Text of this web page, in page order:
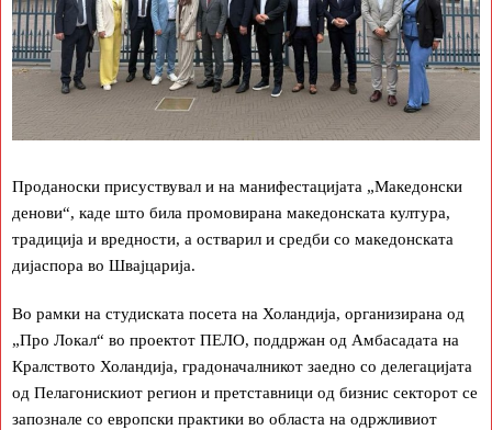
Проданоски присуствувал и на манифестацијата „Македонски
денови“, каде што била промовирана македонската култура,
традиција и вредности, а остварил и средби со македонската
дијаспора во Швајцарија.
Во рамки на студиската посета на Холандија, организирана од
„Про Локал“ во проектот ПЕЛО, поддржан од Амбасадата на
Кралството Холандија, градоначалникот заедно со делегацијата
од Пелагонискиот регион и претставници од бизнис секторот се
запознале со европски практики во областа на одржливиот